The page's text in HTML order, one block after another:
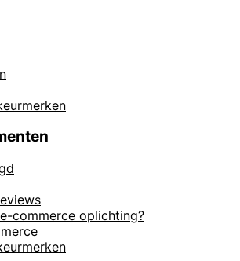
commerce oplichting?